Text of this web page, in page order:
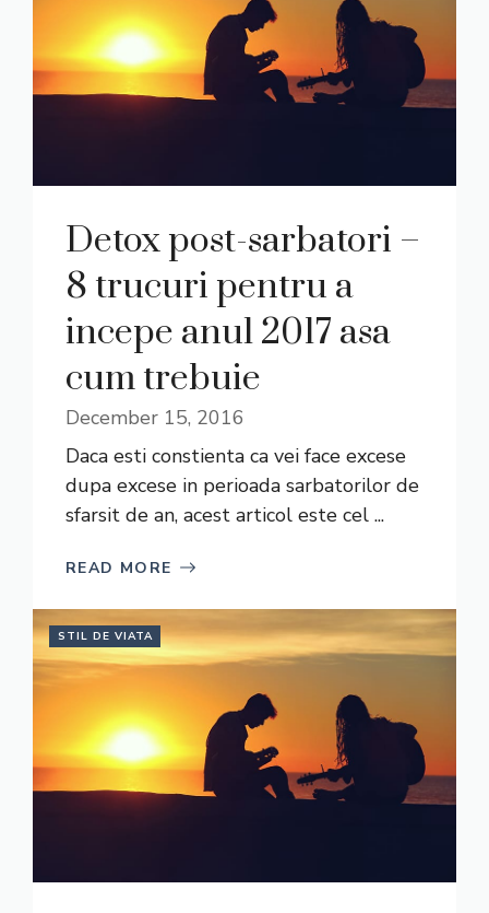
Detox post-sarbatori –
8 trucuri pentru a
incepe anul 2017 asa
cum trebuie
December 15, 2016
Daca esti constienta ca vei face excese
dupa excese in perioada sarbatorilor de
sfarsit de an, acest articol este cel ...
READ MORE
STIL DE VIATA